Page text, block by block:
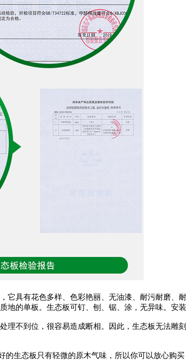
它具有花色多样、色彩艳丽、无油漆、耐污耐磨
地的单板。生态板可钉、刨、锯、涂，无异味。安
理不到位，很容易造成断相。因此，生态板无法雕
的生态板只有轻微的原木气味，所以你可以放心购